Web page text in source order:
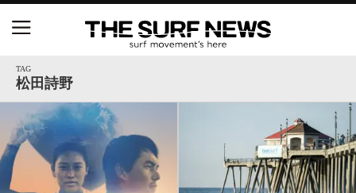
TAG
松田詩野
【五十嵐カノア独占インタビュー】旧友レオ、ジャ
ックとの豪華プライベートセッション
S.ONE ショート＆ロング開幕戦・現地リポート（高
橋みなと）